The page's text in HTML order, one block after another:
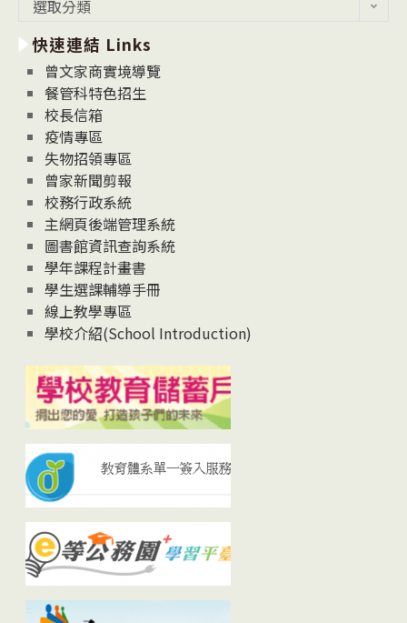
消
息
News
選取分類
快速連結 Links
曾文家商實境導覽
餐管科特色招生
校長信箱
疫情專區
失物招領專區
曾家新聞剪報
校務行政系統
主網頁後端管理系統
圖書館資訊查詢系統
學年課程計畫書
學生選課輔導手冊
線上教學專區
學校介紹(School Introduction)